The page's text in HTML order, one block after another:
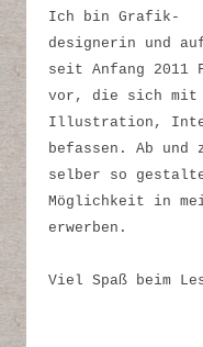
Ich bin Grafik-
designerin und
seit Anfang 2011
vor, die sich mit
Illustration,
befassen. Ab und
selber so
Möglichkeit in
erwerben.
Viel Spaß beim